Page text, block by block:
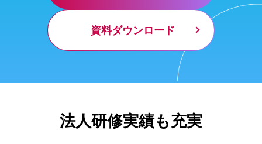
資料ダウンロード
法人研修実績も充実